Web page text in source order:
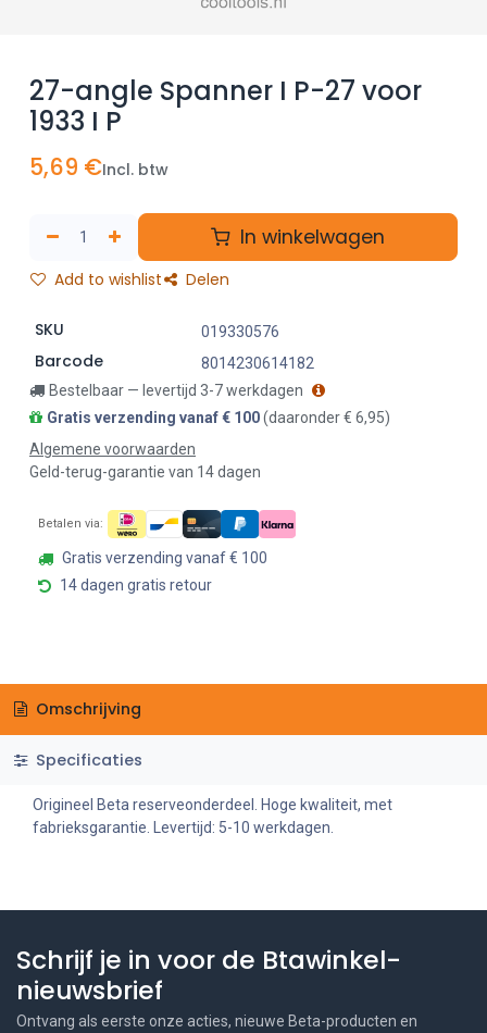
27-angle Spanner I P-27 voor
1933 I P
5,69 €Incl. btw
In winkelwagen
Add to wishlist Delen
SKU 019330576
Barcode
8014230614182
Bestelbaar — levertijd 3-7 werkdagen
Gratis verzending vanaf € 100(daaronder € 6,95)
Algemene voorwaarden
Geld-terug-garantie van 14 dagen
Betalen via:
Gratis verzending vanaf € 100
14 dagen gratis retour
Omschrijving
Specificaties
Origineel Beta reserveonderdeel. Hoge kwaliteit, met
fabrieksgarantie. Levertijd: 5-10 werkdagen.
Schrijf je in voor de Btawinkel-
nieuwsbrief
Ontvang als eerste onze acties, nieuwe Beta-producten en